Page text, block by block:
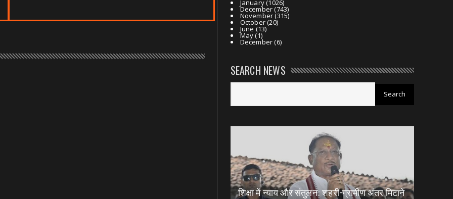
January(1026)
December(743)
November(315)
October(20)
June (13)
May(1)
December(6)
SEARCH NEWS
शिक्षा में न्याय और संतुलन: शहरी-ग्रामीण अंतर मिटाने